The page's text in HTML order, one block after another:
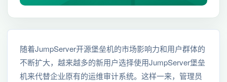
随着JumpServer开源堡垒机的市场影响力和用户群体的
不断扩大，越来越多的新用户选择使用JumpServer堡垒
机来代替企业原有的运维审计系统。这样一来，管理员